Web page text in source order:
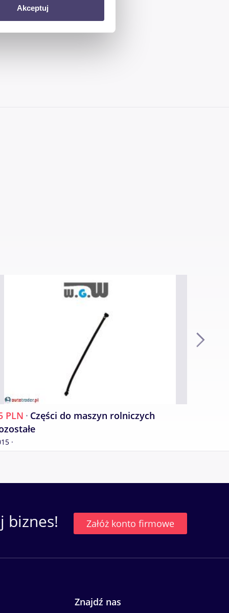
społecznościowym,
Akceptuj
PLN · Części do maszyn rolniczych
·
biznes! Załóż konto firmowe
Znajdź nas